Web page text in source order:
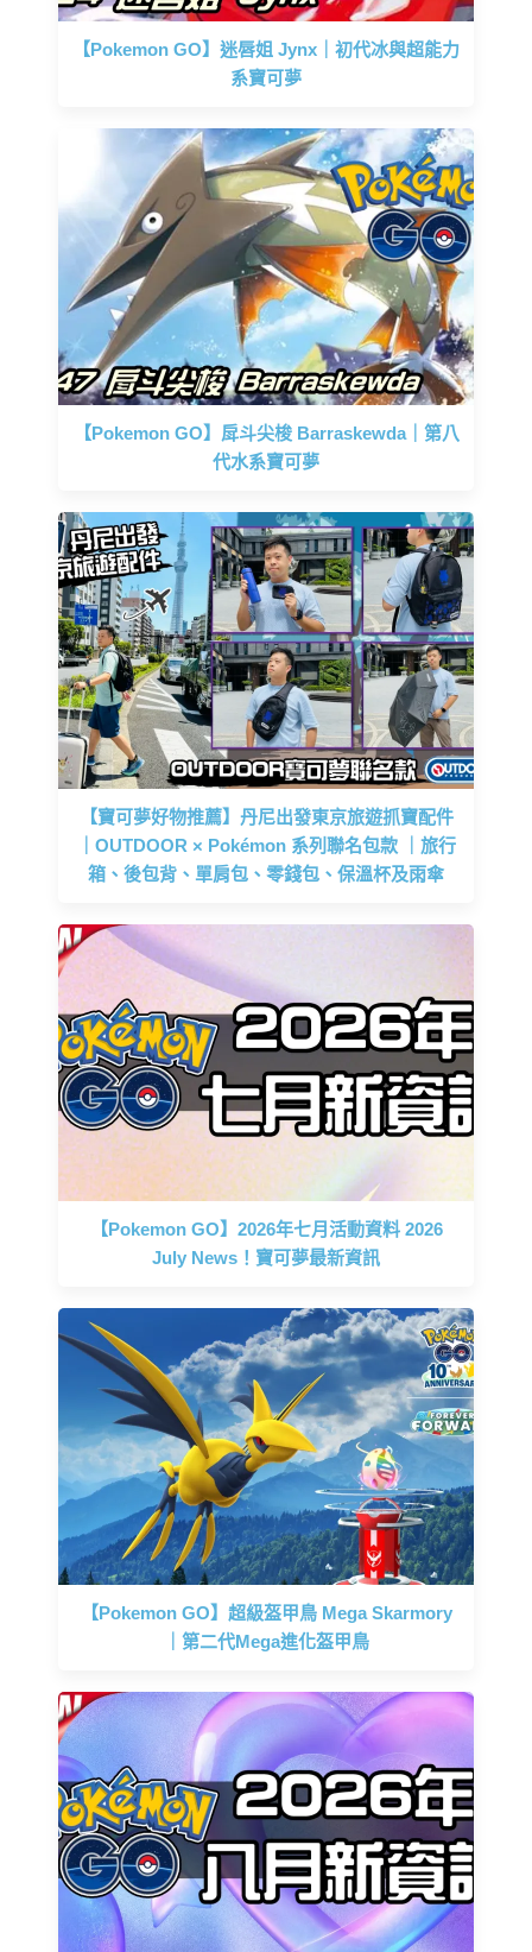
【Pokemon GO】迷唇姐 Jynx｜初代冰與超能力
系寶可夢
【Pokemon GO】戽斗尖梭 Barraskewda｜第八
代水系寶可夢
【寶可夢好物推薦】丹尼出發東京旅遊抓寶配件
｜OUTDOOR × Pokémon 系列聯名包款 ｜旅行
箱、後包背、單肩包、零錢包、保溫杯及雨傘
【Pokemon GO】2026年七月活動資料 2026
July News！寶可夢最新資訊
【Pokemon GO】超級盔甲鳥 Mega Skarmory
｜第二代Mega進化盔甲鳥